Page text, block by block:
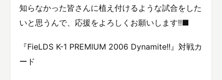
知らなかった皆さんに植え付けるような試合をした
いと思うんで、応援をよろしくお願いします!!■
『FieLDS K-1 PREMIUM 2006 Dynamite!!』対戦カ
ード